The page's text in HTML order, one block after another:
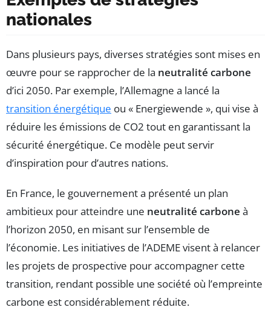
nationales
Dans plusieurs pays, diverses stratégies sont mises en
œuvre pour se rapprocher de la neutralité carbone
d’ici 2050. Par exemple, l’Allemagne a lancé la
transition énergétique ou « Energiewende », qui vise à
réduire les émissions de CO2 tout en garantissant la
sécurité énergétique. Ce modèle peut servir
d’inspiration pour d’autres nations.
En France, le gouvernement a présenté un plan
ambitieux pour atteindre une neutralité carbone à
l’horizon 2050, en misant sur l’ensemble de
l’économie. Les initiatives de l’ADEME visent à relancer
les projets de prospective pour accompagner cette
transition, rendant possible une société où l’empreinte
carbone est considérablement réduite.